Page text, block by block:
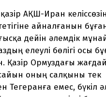
АҚШ-Иран
айналғанын
дейін әлемдік
елеулі бөлігі осы
Қазір Ормуздағы жағдай
оның салқыны тек
Тегеранға емес, бүкіл